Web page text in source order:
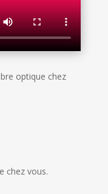
optique chez
chez vous.